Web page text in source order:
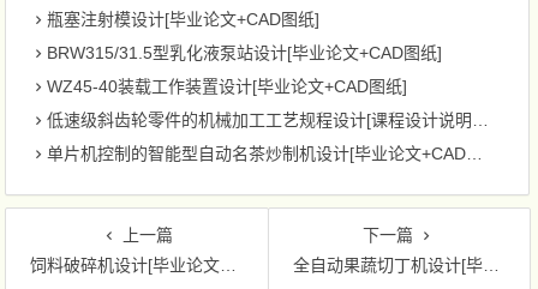
瓶塞注射模设计[毕业论文+CAD图纸]
BRW315/31.5型乳化液泵站设计[毕业论文+CAD图纸]
WZ45-40装载工作装置设计[毕业论文+CAD图纸]
低速级斜齿轮零件的机械加工工艺规程设计[课程设计说明书+CAD图纸]
单片机控制的智能型自动名茶炒制机设计[毕业论文+CAD图纸]
上一篇
饲料破碎机设计[毕业论文+Solidworks模型+CAD图纸]
下一篇
全自动果蔬切丁机设计[毕业论文+Solidworks模型+CAD图纸]